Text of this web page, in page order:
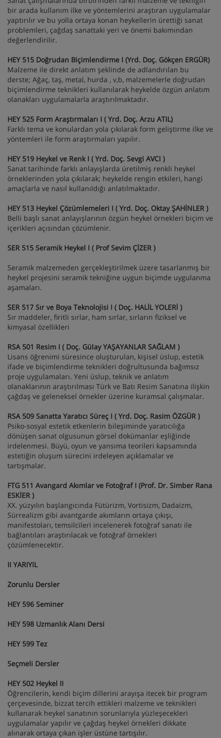
bir arada kullanım ilke ve yöntemlerini araştıran uygulamalar
yaptırılır ve bu yolla ortaya konan heykellerin ürettiği sanat
problemleri, çağdaş sanattaki yeri ve önemi bakımından
değerlendirilir.
HEY 515 Doğrudan Biçimlendirme I (Yrd. Doç. Gökçen ERGÜR)
Malzeme ile direkt anlatım şeklinde de adlandırılan bu
derste; Ağaç, taş, metal, hurda , v,b, malzemelerle doğrudan
biçimlendirme teknikleri kullanılarak heykelde özgün anlatım
olanakları uygulamalarla araştırılmaktadır.
HEY 525 Form Araştırmaları I ( Yrd. Doç. Arzu ATIL)
Farklı tema ve konulardan yola çıkılarak form geliştirme ilke ve
yöntemleri ile form araştırmaları yapılır.
HEY 519 Heykel ve Renk I ( Yrd. Doç. Sevgi AVCI )
Sanat tarihinde farklı anlayışlarda üretilmiş renkli heykel
örneklerinden yola çıkılarak; heykelde rengin etkileri, hangi
amaçlarla ve nasıl kullanıldığı anlatılmaktadır.
HEY 513 Heykel Çözümlemeleri I ( Yrd. Doç. Oktay ŞAHİNLER )
Belli başlı sanat anlayışlarının özgün heykel örnekleri biçim ve
içerikleri açısından çözümlenir.
SER 515 Seramik Heykel I ( Prof Sevim ÇİZER )
Seramik malzemeden gerçekleştirilmek üzere tasarlanmış bir
heykel projesini seramik tekniğine uygun biçimde uygulanma
aşamaları.
SER 517 Sır ve Boya Teknolojisi I ( Doç. HALİL YOLERİ )
Sır maddeler, firitli sırlar, ham sırlar, sırların fiziksel ve
kimyasal özellikleri
RSA 501 Resim I ( Doç. Gülay YAŞAYANLAR SAĞLAM )
Lisans öğrenimi süresince oluşturulan, kişisel üslup, estetik
ifade ve biçimlendirme teknikleri doğrultusunda bağımsız
proje uygulamaları. Yeni üslup, teknik ve anlatım
olanaklarının araştırılması Türk ve Batı Resim Sanatına ilişkin
çağdaş ve geleneksel örnekler üzerine kuramsal çalışmalar.
RSA 509 Sanatta Yaratıcı Süreç I ( Yrd. Doç. Rasim ÖZGÜR )
Psiko-sosyal estetik etkenlerin bileşiminde yaratıcılığa
dönüşen sanat olgusunun görsel dokümanlar eşliğinde
irdelenmesi. Büyü, oyun ve yansıma teorileri kapsamında
estetiğin oluşum sürecini irdeleyen açıklamalar ve
tartışmalar.
FTG 511 Avangard Akımlar ve Fotoğraf I (Prof. Dr. Simber Rana
ESKİER )
XX. yüzyılın başlangıcında Fütürizm, Vortisizm, Dadaizm,
Sürrealizm gibi avantgarde akımların ortaya çıkışı,
manifestoları, temsilcileri incelenerek fotoğraf sanatı ile
bağlantıları araştırılacak ve fotoğraf örnekleri
çözümlenecektir.
II YARIYIL
Zorunlu Dersler
HEY 596 Seminer
HEY 598 Uzmanlık Alanı Dersi
HEY 599 Tez
Seçmeli Dersler
HEY 502 Heykel II
Öğrencilerin, kendi biçim dillerini arayışa itecek bir program
çerçevesinde, bizzat tercih ettikleri malzeme ve teknikleri
kullanarak heykel sanatının sorunlarıyla yüzleşecekleri
uygulamalar yapılır ve çağdaş heykel örnekleri dikkate
alınarak ortaya çıkan işler üstüne tartışılır.